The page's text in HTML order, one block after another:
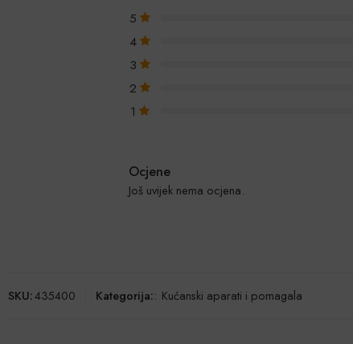
5
4
3
2
1
Ocjene
Još uvijek nema ocjena.
SKU:435400 Kategorija:: Kućanski aparati i pomagala